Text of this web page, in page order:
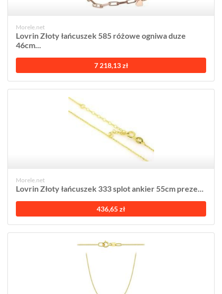
Morele.net
Lovrin Złoty łańcuszek 585 różowe ogniwa duze
46cm...
7 218,13 zł
Morele.net
Lovrin Złoty łańcuszek 333 splot ankier 55cm preze...
436,65 zł